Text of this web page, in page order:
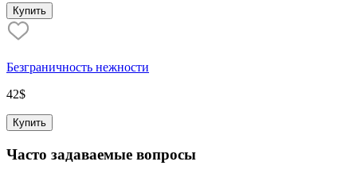
Купить
Безграничность нежности
42$
Купить
Часто задаваемые вопросы